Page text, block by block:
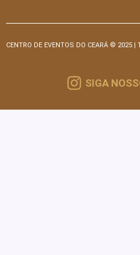
CENTRO DE EVENTOS DO CEARÁ © 2025 |
SIGA